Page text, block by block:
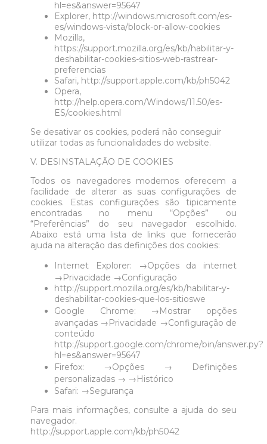
hl=es&answer=95647
Explorer, http://windows.microsoft.com/es-
es/windows-vista/block-or-allow-cookies
Mozilla,
https://support.mozilla.org/es/kb/habilitar-y-
deshabilitar-cookies-sitios-web-rastrear-
preferencias
Safari, http://support.apple.com/kb/ph5042
Opera,
http://help.opera.com/Windows/11.50/es-
ES/cookies.html
Se desativar os cookies, poderá não conseguir
utilizar todas as funcionalidades do website.
V. DESINSTALAÇÃO DE COOKIES
Todos os navegadores modernos oferecem a
facilidade de alterar as suas configurações de
cookies. Estas configurações são tipicamente
encontradas no menu “Opções” ou
“Preferências” do seu navegador escolhido.
Abaixo está uma lista de links que fornecerão
ajuda na alteração das definições dos cookies:
Internet Explorer: →Opções da internet
→Privacidade →Configuração
http://support.mozilla.org/es/kb/habilitar-y-
deshabilitar-cookies-que-los-sitioswe
Google Chrome: →Mostrar opções
avançadas →Privacidade →Configuração de
conteúdo
http://support.google.com/chrome/bin/answer.py?
hl=es&answer=95647
Firefox: →Opções → Definições
personalizadas → →Histórico
Safari: →Segurança
Para mais informações, consulte a ajuda do seu
navegador.
http://support.apple.com/kb/ph5042